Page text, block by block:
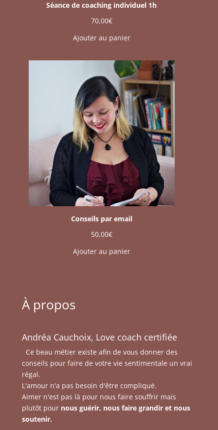
Séance de coaching individuel 1h
70,00€
Ajouter au panier
Conseils par email
50,00€
Ajouter au panier
À propos
Andréa Cauchoix, Love coach certifiée
Ce beau métier existe afin de vous donner des
conseils pour faire de votre vie sentimentale un vrai
régal.
L'amour n'a pas besoin d'être compliqué.
Aimer n'est pas là pour nous faire souffrir mais
plutôt pour nous guérir, nous faire grandir et nous
soutenir.